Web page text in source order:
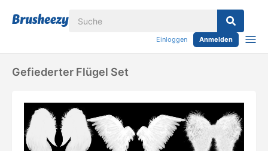
Einloggen Anmelden
Gefiederter Flügel Set